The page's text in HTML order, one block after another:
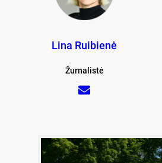
Lina Ruibienė
Žurnalistė